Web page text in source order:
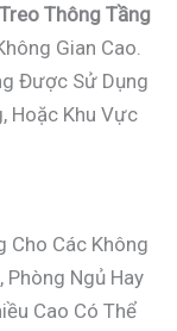
Thông Tầng
Gian Cao.
Được Sử Dụng
Hoặc Khu Vực
Cho Các Không
Phòng Ngủ Hay
Cao Có Thể